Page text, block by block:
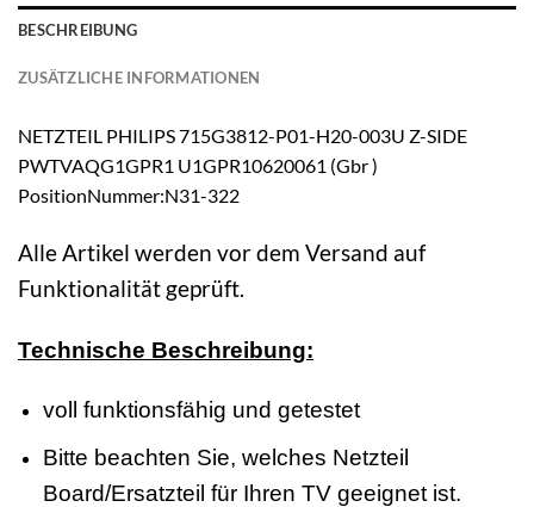
BESCHREIBUNG
ZUSÄTZLICHE INFORMATIONEN
NETZTEIL PHILIPS 715G3812-P01-H20-003U Z-SIDE
PWTVAQG1GPR1 U1GPR10620061 (Gbr )
PositionNummer:N31-322
Alle Artikel werden vor dem Versand auf
Funktionalität geprüft.
Technische Beschreibung:
voll funktionsfähig und getestet
Bitte beachten Sie, welches Netzteil
Board/Ersatzteil für Ihren TV geeignet ist.